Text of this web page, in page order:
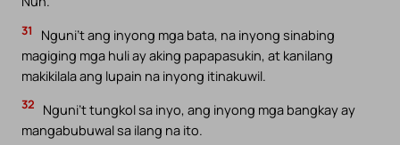
31
Nguni’t ang inyong mga bata, na inyong sinabing
magiging mga huli ay aking papapasukin, at kanilang
makikilala ang lupain na inyong itinakuwil.
32
Nguni’t tungkol sa inyo, ang inyong mga bangkay ay
mangabubuwal sa ilang na ito.